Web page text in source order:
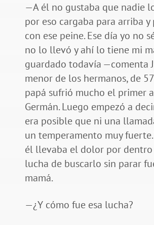
—A él no gustaba que nadie lo
por eso cargaba para arriba y
con ese peine. Ese día yo no
no lo llevó y ahí lo tiene mi
guardado todavía —comenta
menor de los hermanos, de
papá sufrió mucho el primer
Germán. Luego empezó a
era posible que ni una
un temperamento muy fuerte.
él llevaba el dolor por
lucha de buscarlo sin parar
mamá.
—¿Y cómo fue esa lucha?